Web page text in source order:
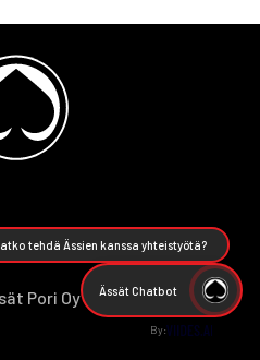
Pori Oy
tehdä Ässien kanssa yhteistyötä?
Ässät Chatbot
By: